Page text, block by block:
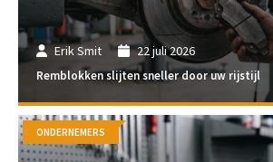
Erik Smit 22 juli 2026
Remblokken slijten sneller door uw rijstijl
ONDERNEMERS